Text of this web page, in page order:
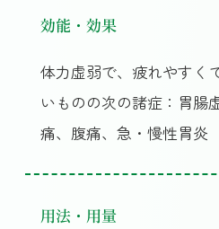
効能・効果
体力虚弱で、疲れやすく
いものの次の諸症：胃腸
痛、腹痛、急・慢性胃炎
用法・用量